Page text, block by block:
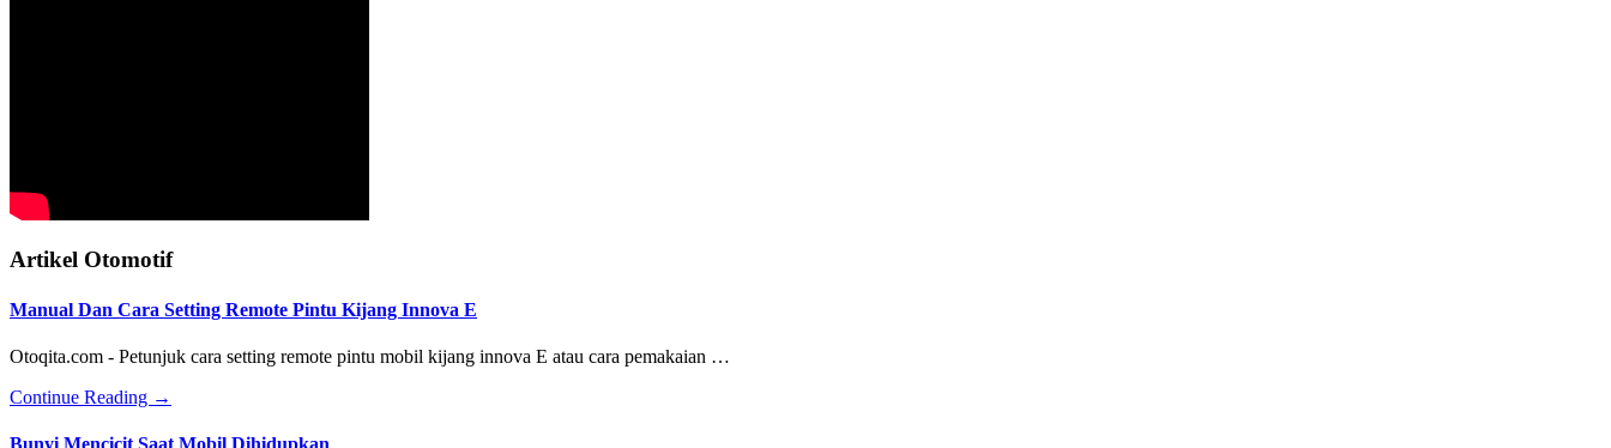
Artikel Otomotif
Manual Dan Cara Setting Remote Pintu Kijang Innova E
Otoqita.com - Petunjuk cara setting remote pintu mobil kijang innova E atau cara pemakaian …
Continue Reading about
Dan
→